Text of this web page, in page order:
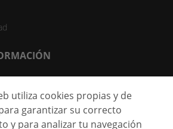
utiliza cookies propias y de
garantizar su correcto
y para analizar tu navegación